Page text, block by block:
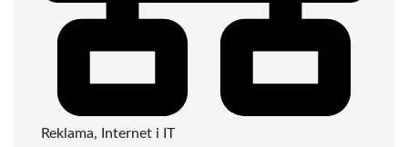
Reklama, Internet i IT